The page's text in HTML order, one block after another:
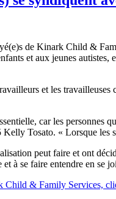
de Kinark Child &
et aux jeunes
et les
car les personnes
Tosato. « Lorsque les
peut faire et ont
à se faire entendre en se
Child & Family Services,